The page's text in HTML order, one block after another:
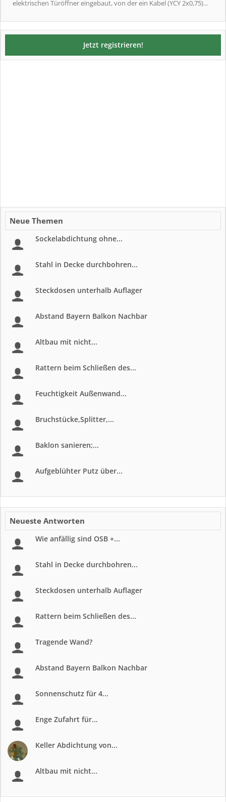
elektrischen Türöffner eingebaut, von der ein Kabel (YCY 2x0,75)...
Jetzt registrieren!
Neue Themen
Sockelabdichtung ohne...
Stahl in Decke durchbohren...
Steckdosen unterhalb Auflager
Abstand Bayern Balkon Nachbar
Altbau mit nicht...
Rattern beim Schließen des...
Feuchtigkeit Außenwand...
Bruchstücke,Splitter,...
Baklon sanieren;...
Aufgeblühter Putz über...
Neueste Antworten
Wie anfällig sind OSB +...
Stahl in Decke durchbohren...
Steckdosen unterhalb Auflager
Rattern beim Schließen des...
Tragende Wand?
Abstand Bayern Balkon Nachbar
Sonnenschutz für 4...
Enge Zufahrt für...
Keller Abdichtung von...
Altbau mit nicht...